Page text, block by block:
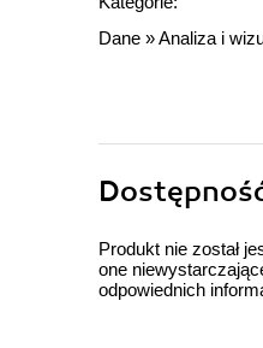
Dane »Analiza i
Produkt nie został
one
odpowiednich